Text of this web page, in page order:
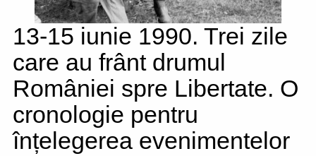
13-15 iunie 1990. Trei zile
care au frânt drumul
României spre Libertate. O
cronologie pentru
înțelegerea evenimentelor